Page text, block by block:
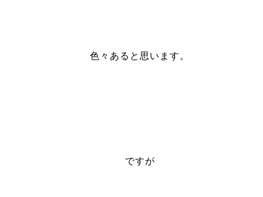
色々あると思います。
ですが